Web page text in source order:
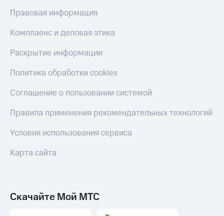
Правовая информация
Комплаенс и деловая этика
Раскрытие информации
Политика обработки cookies
Соглашение о пользовании системой
Правила применения рекомендательных технологий
Условия использования сервиса
Карта сайта
Скачайте Мой МТС